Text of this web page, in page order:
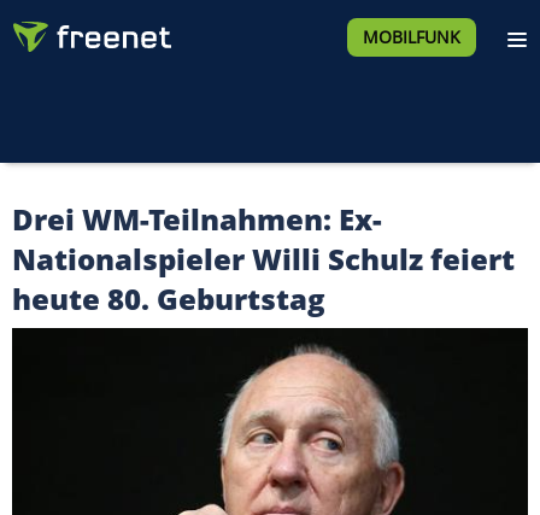
MOBILFUNK
Drei WM-Teilnahmen: Ex-
Nationalspieler Willi Schulz feiert
heute 80. Geburtstag